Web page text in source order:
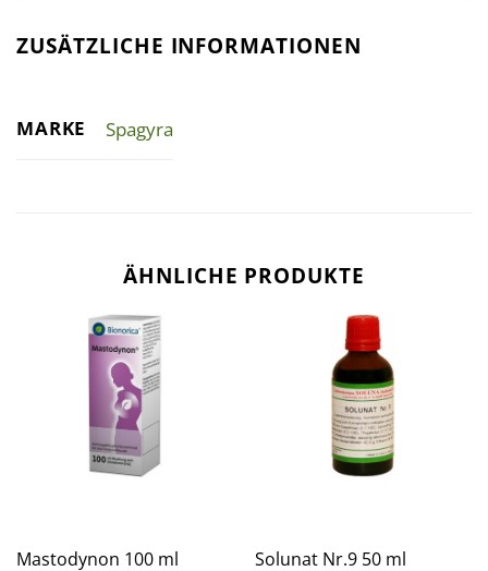
ZUSÄTZLICHE INFORMATIONEN
MARKE Spagyra
ÄHNLICHE PRODUKTE
Mastodynon 100 ml
Solunat Nr.9 50 ml